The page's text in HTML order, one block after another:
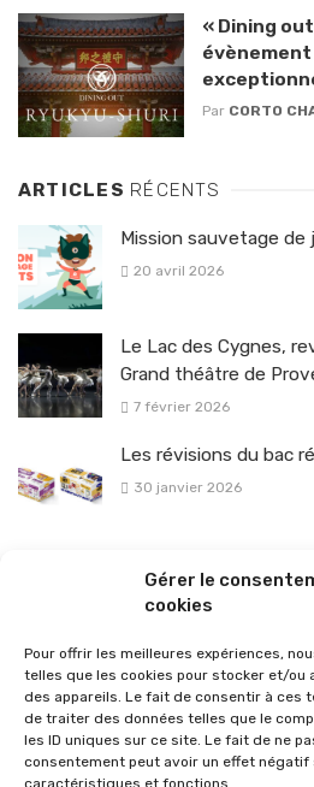
Gérer le
cookies
Pour offrir les meilleures expériences,
telles que les cookies pour stocker et/ou
des appareils. Le fait de consentir à ces
de traiter des données telles que le
les ID uniques sur ce site. Le fait de ne
consentement peut avoir un effet négatif
caractéristiques et fonctions.
« Dining
Par CORTO
ARTICLES RÉCENTS
Mission sauvetage de
20 avril 2026
Le Lac des Cygnes,
Grand théâtre de
7 février 2026
Les révisions du bac
30 janvier 2026